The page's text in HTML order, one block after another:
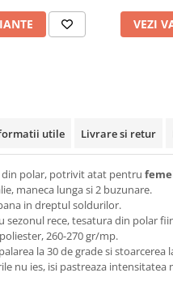
VEZI
utile Livrare si retur
din polar, potrivit atat pentru
maneca lunga si 2 buzunare.
in dreptul soldurilor.
sezonul rece, tesatura din polar
260-270 gr/mp.
la 30 de grade si stoarcerea
nu ies, isi pastreaza